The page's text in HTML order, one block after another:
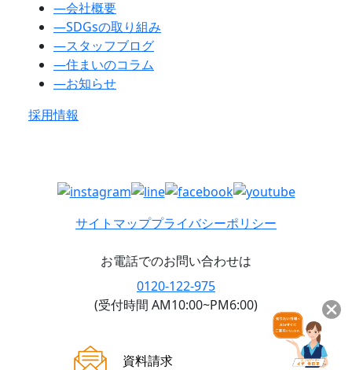
―会社概要
―SDGsの取り組み
―スタッフブログ
―住まいのコラム
―お知らせ
採用情報
サイトマッププライバシーポリシー
お電話でのお問い合わせは
0120-122-975
(受付時間 AM10:00~PM6:00)
資料請求